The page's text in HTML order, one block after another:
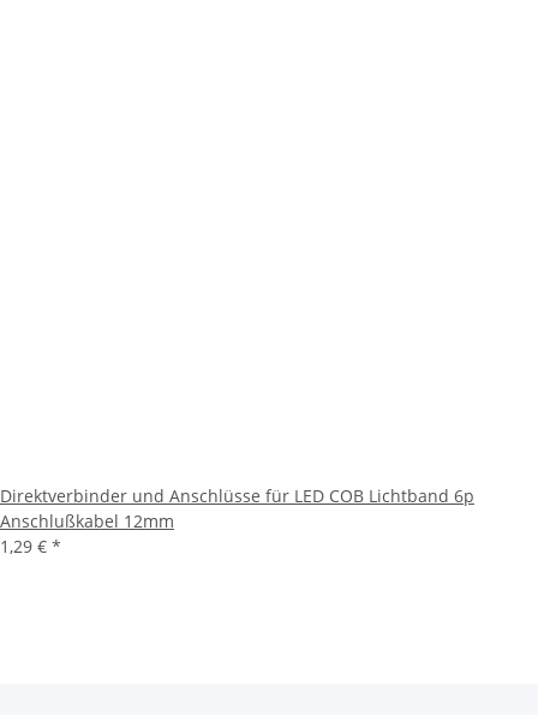
Direktverbinder und Anschlüsse für LED COB Lichtband 6p
Anschlußkabel 12mm
1,29 € *